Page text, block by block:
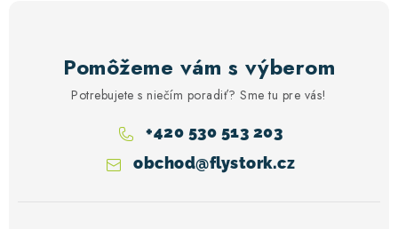
Pomôžeme vám s výberom
Potrebujete s niečím poradiť? Sme tu pre vás!
obchod@flystork.cz
+420 530 513 203